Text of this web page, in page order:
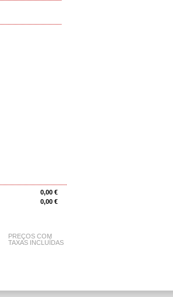
0,00 €
0,00 €
PREÇOS COM
TAXAS INCLUÍDAS